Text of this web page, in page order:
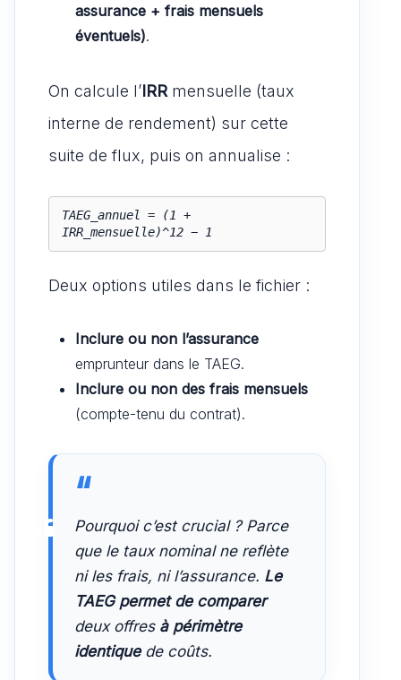
assurance + frais mensuels
éventuels).
On calcule l’IRR mensuelle (taux
interne de rendement) sur cette
suite de flux, puis on annualise :
TAEG_annuel = (1 +
Deux options utiles dans le fichier :
Inclure ou non l’assurance
emprunteur dans le TAEG.
Inclure ou non des frais mensuels
(compte-tenu du contrat).
Pourquoi c’est crucial ? Parce
que le taux nominal ne reflète
ni les frais, ni l’assurance. Le
TAEG permet de comparer
deux offres à périmètre
identiquede coûts.